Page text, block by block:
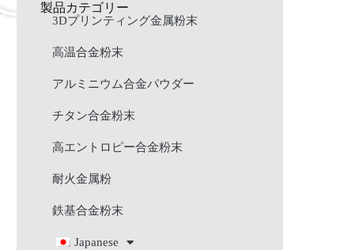
製品カテゴリー
3Dプリンティング金属粉末
高温合金粉末
アルミニウム合金パウダー
チタン合金粉末
高エントロピー合金粉末
耐火金属粉
鉄基合金粉末
Japanese